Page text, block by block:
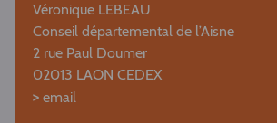
Véronique LEBEAU
Conseil départemental de l’Aisne
2 rue Paul Doumer
02013 LAON CEDEX
> email